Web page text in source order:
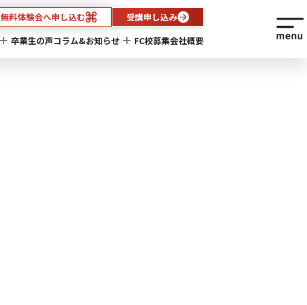
無料体験会へ申し込む
受講申し込み
卒業生の声コラム&お知らせ FC校募集会社概要